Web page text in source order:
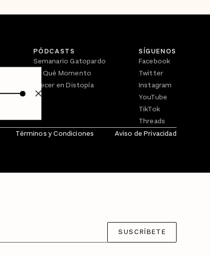
PÓDCASTS
Semanario Gatopardo
En Qué Momento
Crecer en Distopía
SÍGUENOS
Facebook
Twitter
Instagram
YouTube
TikTok
Threads
Términos y Condiciones Aviso de Privacidad